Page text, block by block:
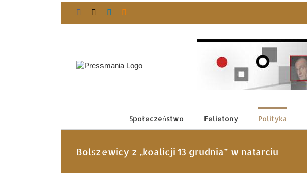
Facebook LinkedIn
Społeczeństwo Felietony Polityka
Bolszewicy z „koalicji 13 grudnia” w natarciu